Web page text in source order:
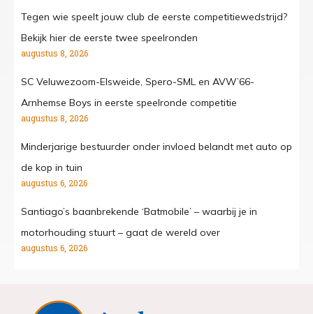
Tegen wie speelt jouw club de eerste competitiewedstrijd?
Bekijk hier de eerste twee speelronden
augustus 8, 2026
SC Veluwezoom-Elsweide, Spero-SML en AVW’66-
Arnhemse Boys in eerste speelronde competitie
augustus 8, 2026
Minderjarige bestuurder onder invloed belandt met auto op
de kop in tuin
augustus 6, 2026
Santiago’s baanbrekende ‘Batmobile’ – waarbij je in
motorhouding stuurt – gaat de wereld over
augustus 6, 2026